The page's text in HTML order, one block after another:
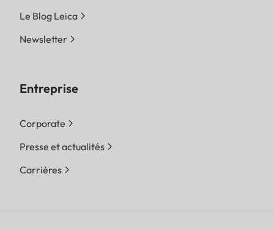
Le Blog Leica
Newsletter
Entreprise
Corporate
Presse et actualités
Carrières